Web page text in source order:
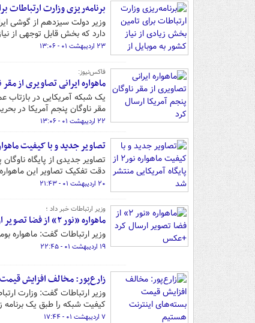
برنامه‌ریزی وزارت ارتباطات
وزیر دولت سیزدهم از گوشی
دارد که بخش قابل توجهی از
۲۳ اردیبهشت ۰۱ - ۱۳:۰۶
فاکس‌نیوز:
ماهواره ایرانی تصاویری از
مقر ناوگان پنجم آمریکا در
۲۲ اردیبهشت ۰۱ - ۱۳:۰۶
تصاویر جدید و با کیفیت ماهواره نور۲ از پایگاه
دقت تفکیک تصاویر این
۲۰ اردیبهشت ۰۱ - ۲۱:۴۳
وزیر ارتباطات خبر داد ؛
ماهواره «نور ۲» از فضا تصویر ارسال کرد +عکس
وزیر ارتباطات گفت: ماهواره بومی ایرانی نور ۲ تصاویر کاربردی رنگی با وضوح و دقت
۱۹ اردیبهشت ۰۱ - ۲۲:۴۵
زارع‌پور: مخالف افزایش
وزیر ارتباطات گفت: وزارت
کیفیت شبکه را طبق یک
۷ اردیبهشت ۰۱ - ۱۷:۴۴